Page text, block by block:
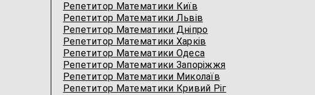
Репетитор Математики Київ
Репетитор Математики Львів
Репетитор Математики Дніпро
Репетитор Математики Харків
Репетитор Математики Одеса
Репетитор Математики Запоріжжя
Репетитор Математики Миколаїв
Репетитор Математики Кривий Ріг